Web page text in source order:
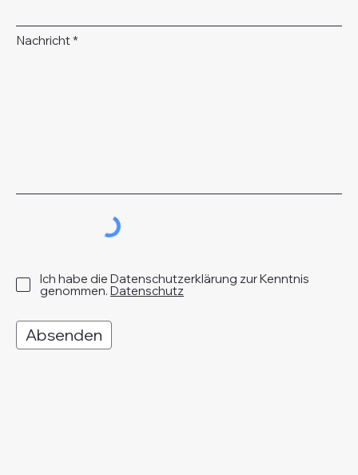
Absenden
Ich habe die Datenschutzerklärung zur Kenntnis
genommen. Datenschutz
Nachricht